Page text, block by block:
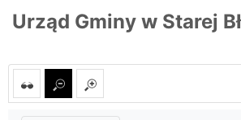
Urząd Gminy w Starej